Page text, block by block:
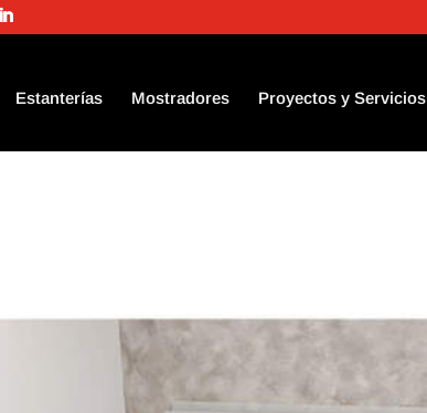
Estanterías Mostradores Proyectos y Servicios